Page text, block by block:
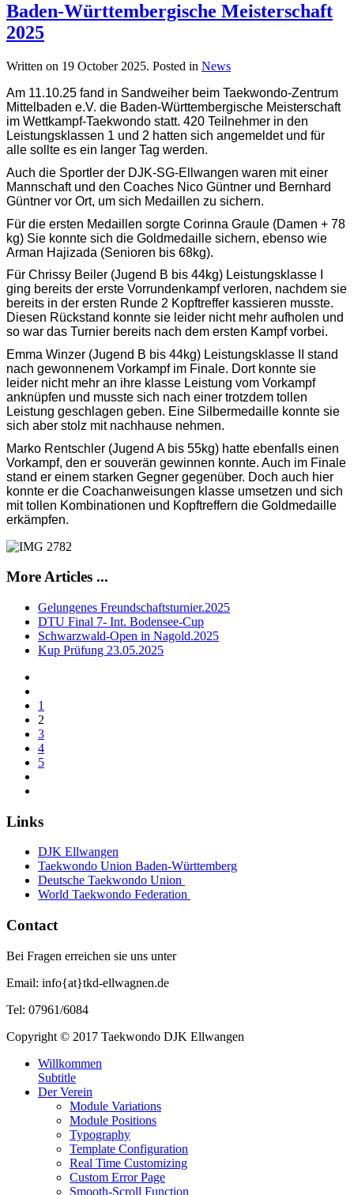
Baden-Württembergische Meisterschaft
2025
Written on 19 October 2025. Posted in News
Am 11.10.25 fand in Sandweiher beim Taekwondo-Zentrum
Mittelbaden e.V. die Baden-Württembergische Meisterschaft
im Wettkampf-Taekwondo statt. 420 Teilnehmer in den
Leistungsklassen 1 und 2 hatten sich angemeldet und für
alle sollte es ein langer Tag werden.
Auch die Sportler der DJK-SG-Ellwangen waren mit einer
Mannschaft und den Coaches Nico Güntner und Bernhard
Güntner vor Ort, um sich Medaillen zu sichern.
Für die ersten Medaillen sorgte Corinna Graule (Damen + 78
kg) Sie konnte sich die Goldmedaille sichern, ebenso wie
Arman Hajizada (Senioren bis 68kg).
Für Chrissy Beiler (Jugend B bis 44kg) Leistungsklasse I
ging bereits der erste Vorrundenkampf verloren, nachdem sie
bereits in der ersten Runde 2 Kopftreffer kassieren musste.
Diesen Rückstand konnte sie leider nicht mehr aufholen und
so war das Turnier bereits nach dem ersten Kampf vorbei.
Emma Winzer (Jugend B bis 44kg) Leistungsklasse II stand
nach gewonnenem Vorkampf im Finale. Dort konnte sie
leider nicht mehr an ihre klasse Leistung vom Vorkampf
anknüpfen und musste sich nach einer trotzdem tollen
Leistung geschlagen geben. Eine Silbermedaille konnte sie
sich aber stolz mit nachhause nehmen.
Marko Rentschler (Jugend A bis 55kg) hatte ebenfalls einen
Vorkampf, den er souverän gewinnen konnte. Auch im Finale
stand er einem starken Gegner gegenüber. Doch auch hier
konnte er die Coachanweisungen klasse umsetzen und sich
mit tollen Kombinationen und Kopftreffern die Goldmedaille
erkämpfen.
More Articles ...
Gelungenes Freundschaftsturnier.2025
DTU Final 7- Int. Bodensee-Cup
Schwarzwald-Open in Nagold.2025
Kup Prüfung 23.05.2025
1
2
3
4
5
Links
DJK Ellwangen
Taekwondo Union Baden-Württemberg
Deutsche Taekwondo Union
World Taekwondo Federation
Contact
Bei Fragen erreichen sie uns unter
Email: info{at}tkd-ellwagnen.de
Tel: 07961/6084
Copyright © 2017 Taekwondo DJK Ellwangen
Willkommen
Subtitle
Der Verein
Module Variations
Module Positions
Typography
Template Configuration
Real Time Customizing
Custom Error Page
Smooth-Scroll Function